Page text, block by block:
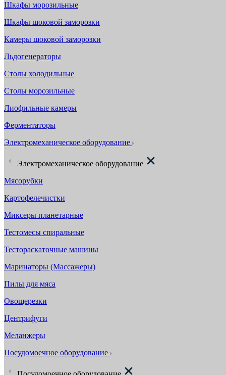
Шкафы морозильные
Шкафы шоковой заморозки
Камеры шоковой заморозки
Льдогенераторы
Столы холодильные
Столы морозильные
Лиофильные камеры
Ферментаторы
Электромеханическое оборудование
Электромеханическое оборудование
Мясорубки
Картофелечистки
Миксеры планетарные
Тестомесы спиральные
Тестораскаточные машины
Маринаторы (Массажеры)
Пилы для мяса
Овощерезки
Центрифуги
Меланжеры
Посудомоечное оборудование